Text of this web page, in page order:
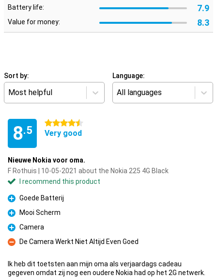
Battery life: 7.9
Value for money: 8.3
Sort by:
Most helpful
Language:
All languages
8.5
4.5 stars
Very good
Nieuwe Nokia voor oma.
F Rothuis | 10-05-2021 about the Nokia 225 4G Black
I recommend this product
Pro
Goede Batterij
Pro
Mooi Scherm
Pro
Camera
Con
De Camera Werkt Niet Altijd Even Goed
Ik heb dit toetsten aan mijn oma als verjaardags cadeau
gegeven omdat zij nog een oudere Nokia had op het 2G netwerk.